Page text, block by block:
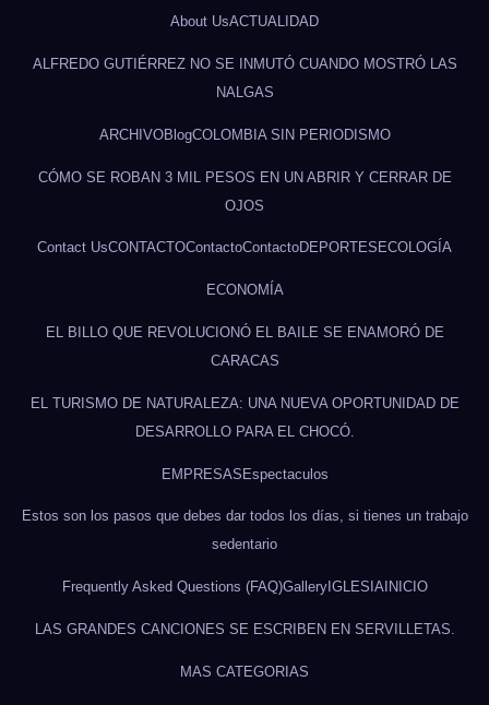
About UsACTUALIDAD
ALFREDO GUTIÉRREZ NO SE INMUTÓ CUANDO MOSTRÓ LAS
NALGAS
ARCHIVOBlogCOLOMBIA SIN PERIODISMO
CÓMO SE ROBAN 3 MIL PESOS EN UN ABRIR Y CERRAR DE
OJOS
Contact UsCONTACTOContactoContactoDEPORTES ECOLOGÍA
ECONOMÍA
EL BILLO QUE REVOLUCIONÓ EL BAILE SE ENAMORÓ DE
CARACAS
EL TURISMO DE NATURALEZA: UNA NUEVA OPORTUNIDAD DE
DESARROLLO PARA EL CHOCÓ.
EMPRESASEspectaculos
Estos son los pasos que debes dar todos los días, si tienes un trabajo
sedentario
Frequently Asked Questions (FAQ)GalleryIGLESIAINICIO
LAS GRANDES CANCIONES SE ESCRIBEN EN SERVILLETAS.
MAS CATEGORIAS